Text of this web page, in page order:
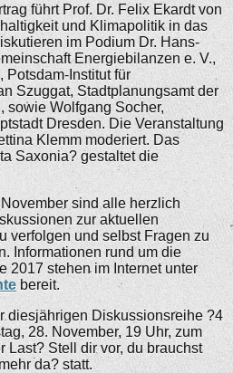
führt Prof. Dr. Felix Ekardt von
und Klimapolitik in das
im Podium Dr. Hans-
Energiebilanzen e. V.,
Potsdam-Institut für
Szuggat, Stadtplanungsamt der
sowie Wolfgang Socher,
Dresden. Die Veranstaltung
Klemm moderiert. Das
Saxonia? gestaltet die
sind alle herzlich
zur aktuellen
verfolgen und selbst Fragen zu
Informationen rund um die
2017 stehen im Internet unter
bereit.
diesjährigen Diskussionsreihe ?4
28. November, 19 Uhr, zum
Last? Stell dir vor, du brauchst
da? statt.